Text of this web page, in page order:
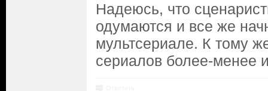
Надеюсь, что
одумаются и все же
мультсериале. К тому
сериалов более-менее